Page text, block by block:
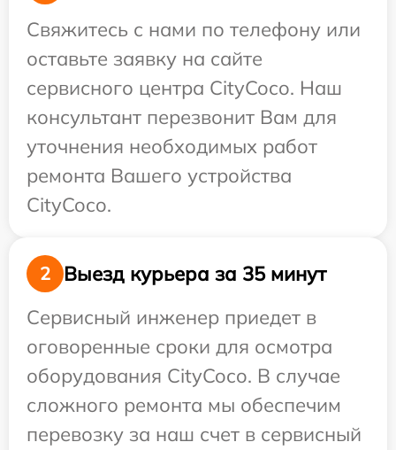
Свяжитесь с нами по телефону или
оставьте заявку на сайте
сервисного центра CityCoco. Наш
консультант перезвонит Вам для
уточнения необходимых работ
ремонта Вашего устройства
CityCoco.
2
Выезд курьера за 35 минут
Сервисный инженер приедет в
оговоренные сроки для осмотра
оборудования CityCoco. В случае
сложного ремонта мы обеспечим
перевозку за наш счет в сервисный